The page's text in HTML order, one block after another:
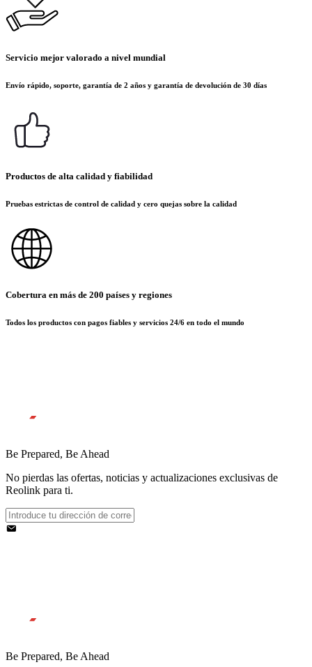
Servicio mejor valorado a nivel mundial
Envío rápido, soporte, garantía de 2 años y garantía de devolución de 30 días
Productos de alta calidad y fiabilidad
Pruebas estrictas de control de calidad y cero quejas sobre la calidad
Cobertura en más de 200 países y regiones
Todos los productos con pagos fiables y servicios 24/6 en todo el mundo
Be Prepared, Be Ahead
No pierdas las ofertas, noticias y actualizaciones exclusivas de
Reolink para ti.
Be Prepared, Be Ahead